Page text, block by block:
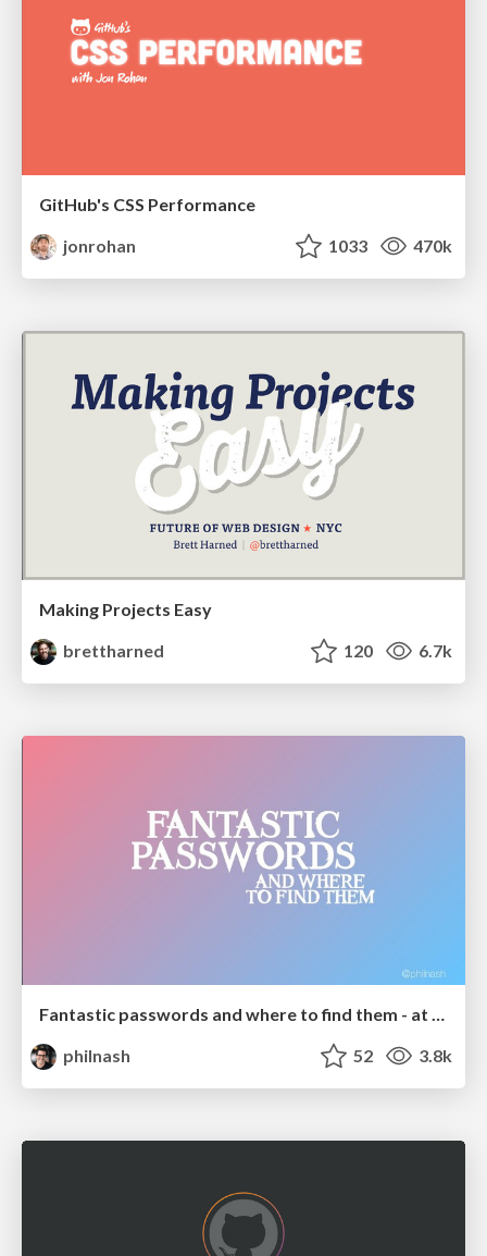
GitHub's CSS Performance
jonrohan
1033 470k
Making Projects Easy
brettharned
120 6.7k
Fantastic passwords and where to find them - at NoRuKo
philnash
52 3.8k